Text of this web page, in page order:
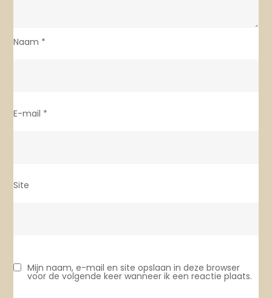
Naam *
E-mail *
Site
Mijn naam, e-mail en site opslaan in deze browser
voor de volgende keer wanneer ik een reactie plaats.